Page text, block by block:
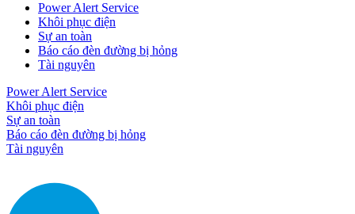
Power Alert Service
Khôi phục điện
Sự an toàn
Báo cáo đèn đường bị hỏng
Tài nguyên
Power Alert Service
Khôi phục điện
Sự an toàn
Báo cáo đèn đường bị hỏng
Tài nguyên